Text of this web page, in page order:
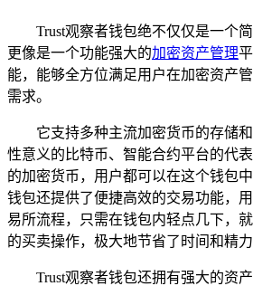
Trust观察者钱包绝不仅仅是一个
更像是一个功能强大的加密资产管理
能，能够全方位满足用户在加密资产
需求。
它支持多种主流加密货币的存储
性意义的比特币、智能合约平台的代
的加密货币，用户都可以在这个钱包
钱包还提供了便捷高效的交易功能，
易所流程，只需在钱包内轻点几下，
的买卖操作，极大地节省了时间和精力
Trust观察者钱包还拥有强大的资